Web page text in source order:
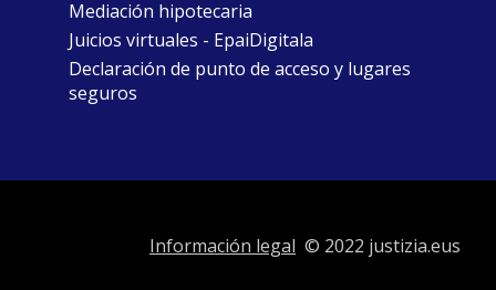
Mediación hipotecaria
Juicios virtuales - EpaiDigitala
Declaración de punto de acceso y lugares
seguros
Información legal © 2022 justizia.eus